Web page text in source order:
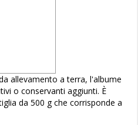
allevamento a terra, l'albume
o conservanti aggiunti. È
da 500 g che corrisponde a